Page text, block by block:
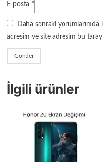
E-posta *
Daha sonraki yorumlarımda
adresim ve site adresim bu
İlgili ürünler